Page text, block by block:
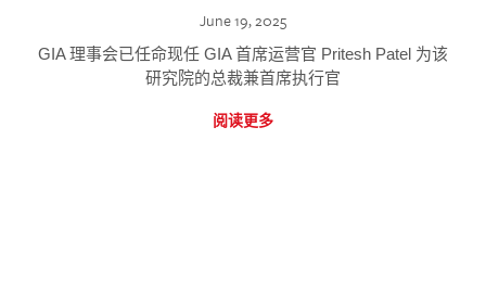
June 19, 2025
GIA 理事会已任命现任 GIA 首席运营官 Pritesh Patel 为该
研究院的总裁兼首席执行官
阅读更多